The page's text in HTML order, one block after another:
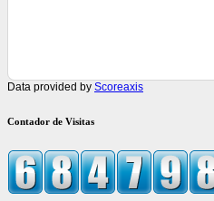
Data provided by Scoreaxis
Contador de Visitas